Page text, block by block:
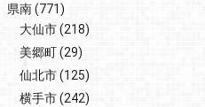
県南(771)
大仙市(218)
美郷町(29)
仙北市(125)
横手市(242)